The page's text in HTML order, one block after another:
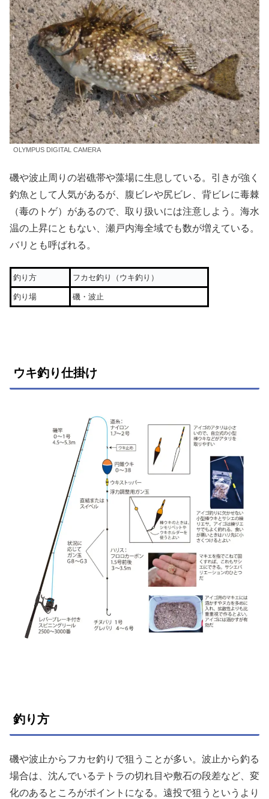
OLYMPUS DIGITAL CAMERA
磯や波止周りの岩礁帯や藻場に生息している。引きが強く
釣魚として人気があるが、腹ビレや尻ビレ、背ビレに毒棘
（毒のトゲ）があるので、取り扱いには注意しよう。海水
温の上昇にともない、瀬戸内海全域でも数が増えている。
バリとも呼ばれる。
釣り方 フカセ釣り（ウキ釣り）
釣り場 磯・波止
ウキ釣り仕掛け
釣り方
磯や波止からフカセ釣りで狙うことが多い。波止から釣る
場合は、沈んでいるテトラの切れ目や敷石の段差など、変
化のあるところがポイントになる。遠投で狙うというより